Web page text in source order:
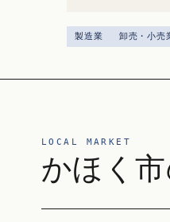
製造業 卸売・小売
LOCAL MARKET
かほく